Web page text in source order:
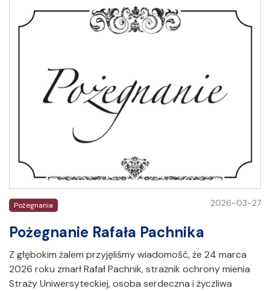
Pożegnania 2026-03-27
Pożegnanie Rafała Pachnika
Z głębokim żalem przyjęliśmy wiadomość, że 24 marca
2026 roku zmarł Rafał Pachnik, strażnik ochrony mienia
Straży Uniwersyteckiej, osoba serdeczna i życzliwa